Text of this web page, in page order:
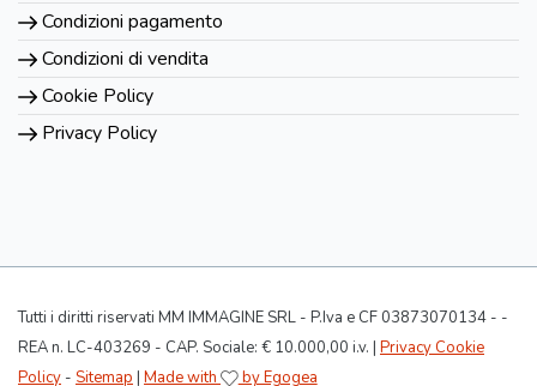
Condizioni pagamento
Condizioni di vendita
Cookie Policy
Privacy Policy
Tutti i diritti riservati MM IMMAGINE SRL - P.Iva e CF 03873070134 - -
REA n. LC-403269 - CAP. Sociale: € 10.000,00 i.v. | Privacy Cookie
Policy - Sitemap | Made with by Egogea